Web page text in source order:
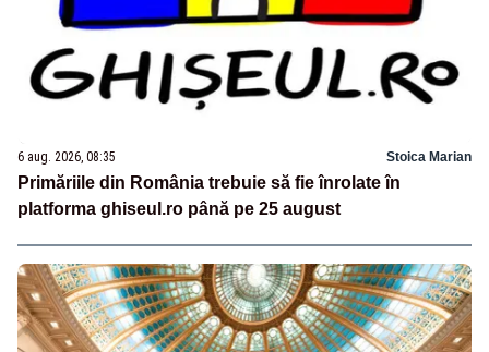
6 aug. 2026, 08:35 Stoica Marian
Primăriile din România trebuie să fie înrolate în
platforma ghiseul.ro până pe 25 august